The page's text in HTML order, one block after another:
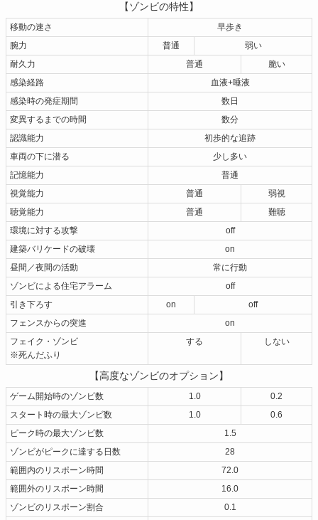
【ゾンビの特性】
移動の速さ
早歩き
腕力
普通
弱い
耐久力
普通
脆い
感染経路
血液+唾液
感染時の発症期間
数日
変異するまでの時間
数分
認識能力
初歩的な追跡
車両の下に潜る
少し多い
記憶能力
普通
視覚能力
普通
弱視
聴覚能力
普通
難聴
環境に対する攻撃
off
建築バリケードの破壊
on
昼間／夜間の活動
常に行動
ゾンビによる住宅アラーム
off
引き下ろす
on
off
フェンスからの突進
on
フェイク・ゾンビ
※死んだふり
する しない
【高度なゾンビのオプション】
ゲーム開始時のゾンビ数 1.0
0.2
スタート時の最大ゾンビ数
1.0
0.6
ピーク時の最大ゾンビ数
1.5
ゾンビがピークに達する日数
28
範囲内のリスポーン時間
72.0
範囲外のリスポーン時間
16.0
ゾンビのリスポーン割合
0.1